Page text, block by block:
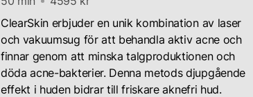
ClearSkin erbjuder en unik kombination av laser
och vakuumsug för att behandla aktiv acne och
finnar genom att minska talgproduktionen och
döda acne-bakterier. Denna metods djupgående
effekt i huden bidrar till friskare aknefri hud.